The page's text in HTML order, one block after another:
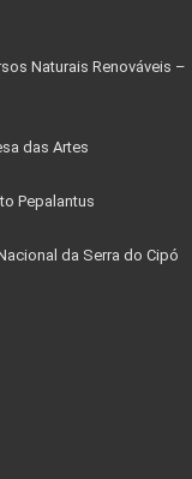
Naturais Renováveis –
das Artes
Pepalantus
da Serra do Cipó